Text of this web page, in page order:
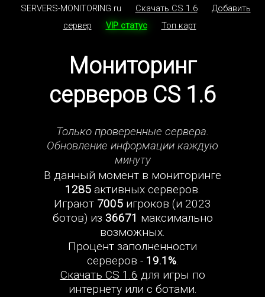
SERVERS-MONITORING.ru Скачать CS 1.6
Добавить
сервер
VIP статус Топ карт
Мониторинг
серверов CS 1.6
Только проверенные сервера.
Обновление информации каждую
минуту
В данный момент в мониторинге
1285активных серверов.
Играют 7005 игроков (и 2023
ботов) из 36671 максимально
возможных.
Процент заполненности
серверов - 19.1%.
Скачать CS 1.6 для игры по
интернету или с ботами.